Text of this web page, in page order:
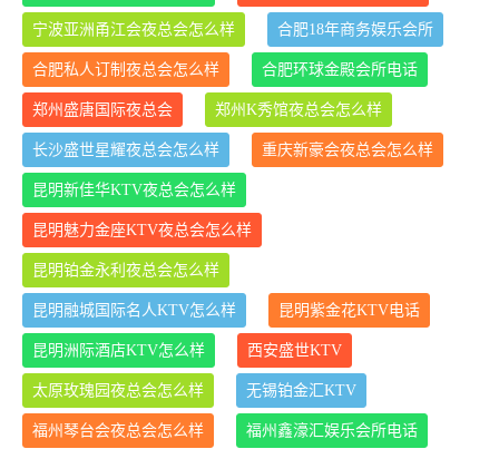
宁波亚洲甬江会夜总会怎么样 合肥18年商务娱乐会所
合肥私人订制夜总会怎么样 合肥环球金殿会所电话
郑州盛唐国际夜总会 郑州K秀馆夜总会怎么样
长沙盛世星耀夜总会怎么样 重庆新豪会夜总会怎么样
昆明新佳华KTV夜总会怎么样
昆明魅力金座KTV夜总会怎么样
昆明铂金永利夜总会怎么样
昆明融城国际名人KTV怎么样 昆明紫金花KTV电话
昆明洲际酒店KTV怎么样 西安盛世KTV
太原玫瑰园夜总会怎么样 无锡铂金汇KTV
福州琴台会夜总会怎么样 福州鑫濠汇娱乐会所电话